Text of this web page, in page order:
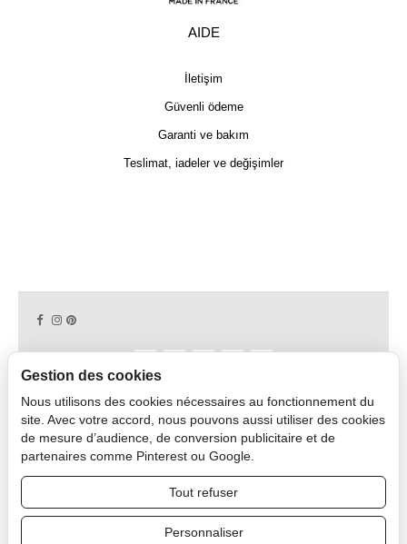
AIDE
İletişim
Güvenli ödeme
Garanti ve bakım
Teslimat, iadeler ve değişimler
Copyright © 2026 CAPDECO.
Profesyonel Alan
Gestion des cookies
Nous utilisons des cookies nécessaires au fonctionnement du
site. Avec votre accord, nous pouvons aussi utiliser des cookies
de mesure d’audience, de conversion publicitaire et de
partenaires comme Pinterest ou Google.
Tout refuser
Personnaliser